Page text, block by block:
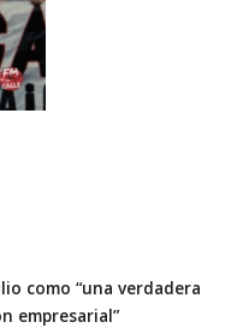
como “una verdadera
empresarial”